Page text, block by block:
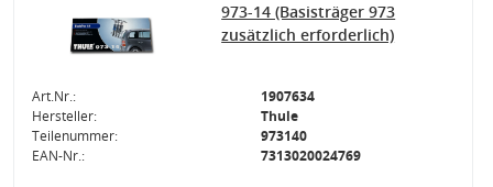
973-14 (Basisträger 973
zusätzlich erforderlich)
Art.Nr.:
1907634
Hersteller:
Thule
Teilenummer:
973140
EAN-Nr.:
7313020024769